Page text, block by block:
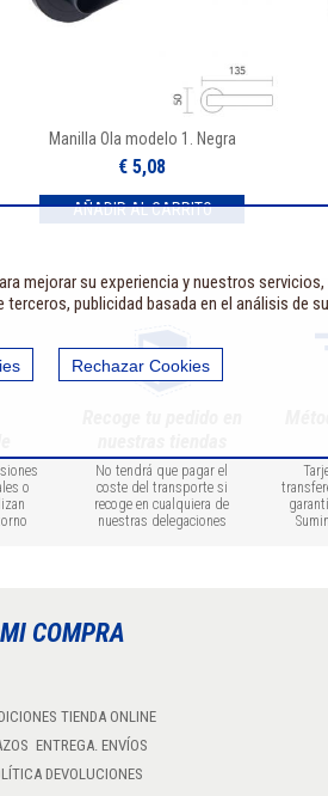
Manilla Ola modelo 1. Negra
€ 5,08
o
No tendrá que pagar el
coste del transporte si
recoge en cualquiera de
nuestras delegaciones
MI COMPRA
TIENDA ONLINE
ENTREGA. ENVÍOS
DEVOLUCIONES
mejorar su experiencia y nuestros
publicidad basada en el análisis de
Rechazar Cookies